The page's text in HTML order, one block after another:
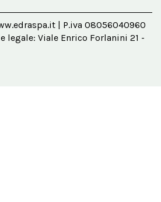
| P.iva 08056040960
legale: Viale Enrico Forlanini 21 -